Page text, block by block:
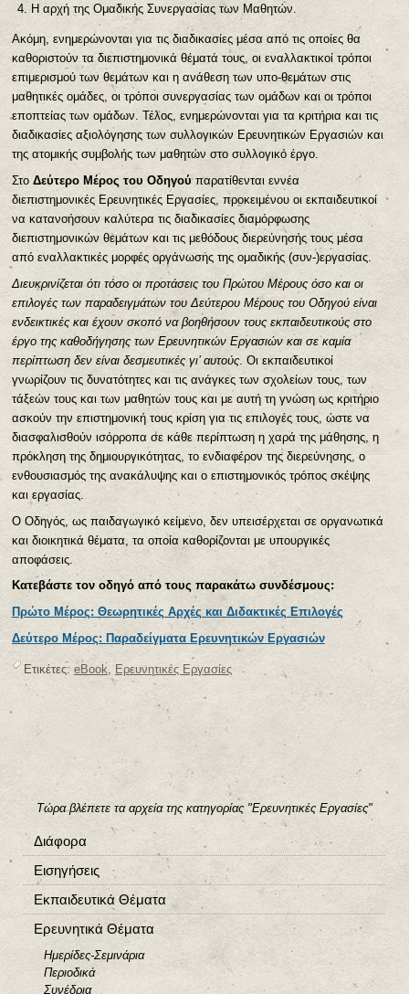
Η αρχή της Ομαδικής Συνεργασίας των Μαθητών.
Ακόμη, ενημερώνονται για τις διαδικασίες μέσα από τις οποίες θα
καθοριστούν τα διεπιστημονικά θέματά τους, οι εναλλακτικοί τρόποι
επιμερισμού των θεμάτων και η ανάθεση των υπο-θεμάτων στις
μαθητικές ομάδες, οι τρόποι συνεργασίας των ομάδων και οι τρόποι
εποπτείας των ομάδων. Τέλος, ενημερώνονται για τα κριτήρια και τις
διαδικασίες αξιολόγησης των συλλογικών Ερευνητικών Εργασιών και
της ατομικής συμβολής των μαθητών στο συλλογικό έργο.
Στο Δεύτερο Μέρος του Οδηγούπαρατίθενται εννέα
διεπιστημονικές Ερευνητικές Εργασίες, προκειμένου οι εκπαιδευτικοί
να κατανοήσουν καλύτερα τις διαδικασίες διαμόρφωσης
διεπιστημονικών θεμάτων και τις μεθόδους διερεύνησής τους μέσα
από εναλλακτικές μορφές οργάνωσης της ομαδικής (συν-)εργασίας.
Διευκρινίζεται ότι τόσο οι προτάσεις του Πρώτου Μέρους όσο και οι
επιλογές των παραδειγμάτων του Δεύτερου Μέρους του Οδηγού είναι
ενδεικτικές και έχουν σκοπό να βοηθήσουν τους εκπαιδευτικούς στο
έργο της καθοδήγησης των Ερευνητικών Εργασιών και σε καμία
περίπτωση δεν είναι δεσμευτικές γι’ αυτούς. Οι εκπαιδευτικοί
γνωρίζουν τις δυνατότητες και τις ανάγκες των σχολείων τους, των
τάξεών τους και των μαθητών τους και με αυτή τη γνώση ως κριτήριο
ασκούν την επιστημονική τους κρίση για τις επιλογές τους, ώστε να
διασφαλισθούν ισόρροπα σε κάθε περίπτωση η χαρά της μάθησης, η
πρόκληση της δημιουργικότητας, το ενδιαφέρον της διερεύνησης, ο
ενθουσιασμός της ανακάλυψης και ο επιστημονικός τρόπος σκέψης
και εργασίας.
Ο Οδηγός, ως παιδαγωγικό κείμενο, δεν υπεισέρχεται σε οργανωτικά
και διοικητικά θέματα, τα οποία καθορίζονται με υπουργικές
αποφάσεις.
Κατεβάστε τον οδηγό από τους παρακάτω συνδέσμους:
Πρώτο Μέρος: Θεωρητικές Αρχές και Διδακτικές Επιλογές
Δεύτερο Μέρος: Παραδείγματα Ερευνητικών Εργασιών
Ετικέτες: eBook Ερευνητικές Εργασίες
Τώρα βλέπετε τα αρχεία της κατηγορίας "Ερευνητικές Εργασίες"
Διάφορα
Εισηγήσεις
Εκπαιδευτικά Θέματα
Ερευνητικά Θέματα
Ημερίδες-Σεμινάρια
Περιοδικά
Συνέδρια